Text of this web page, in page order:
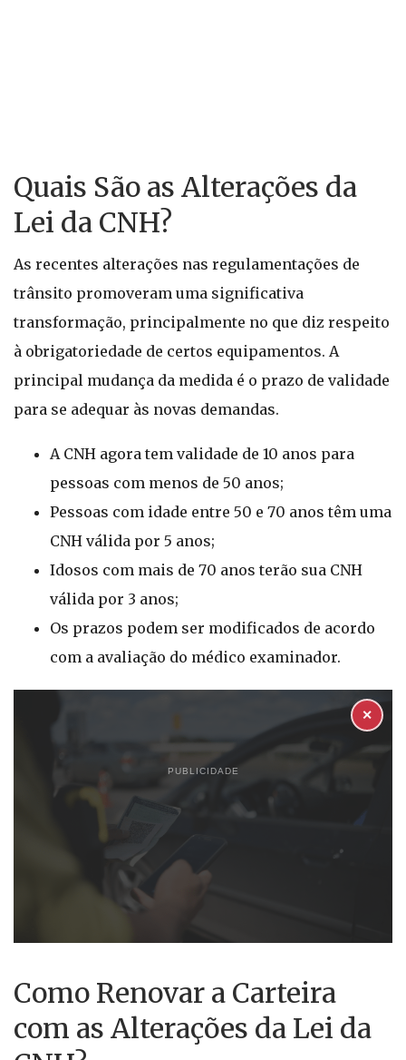
Quais São as Alterações da
Lei da CNH?
As recentes alterações nas regulamentações de
trânsito promoveram uma significativa
transformação, principalmente no que diz respeito
à obrigatoriedade de certos equipamentos. A
principal mudança da medida é o prazo de validade
para se adequar às novas demandas.
A CNH agora tem validade de 10 anos para
pessoas com menos de 50 anos;
Pessoas com idade entre 50 e 70 anos têm uma
CNH válida por 5 anos;
Idosos com mais de 70 anos terão sua CNH
válida por 3 anos;
Os prazos podem ser modificados de acordo
com a avaliação do médico examinador.
PUBLICIDADE
✕
Como Renovar a Carteira
com as Alterações da Lei da